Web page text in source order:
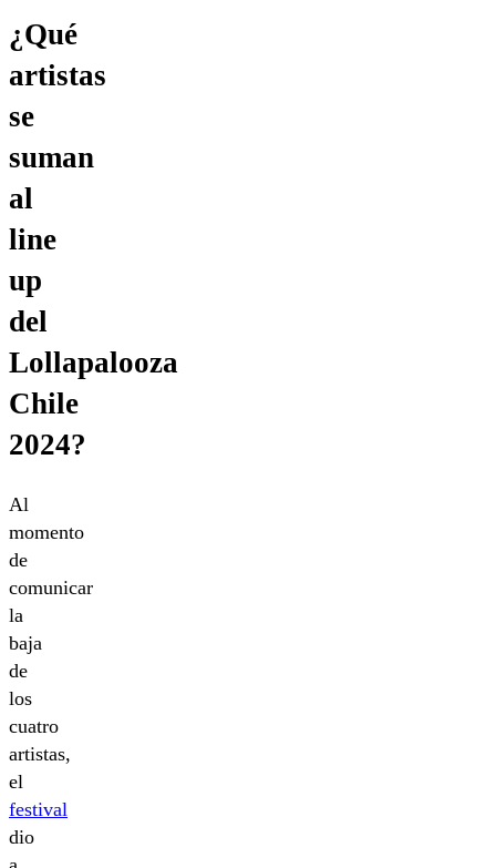
¿Qué
artistas
se
suman
al
line
up
del
Lollapalooza
Chile
2024?
Al
momento
de
comunicar
la
baja
de
los
cuatro
artistas,
el
festival
dio